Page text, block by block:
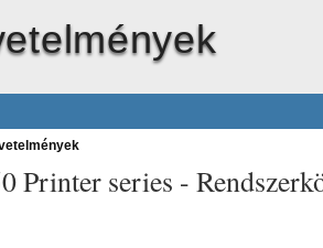
Printer series -